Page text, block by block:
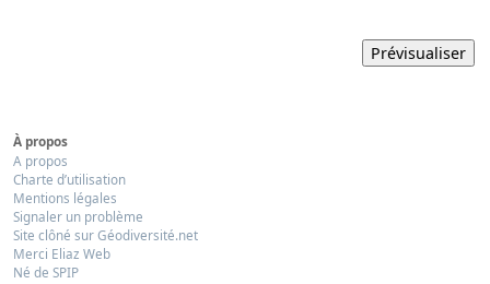
À propos
A propos
Charte d’utilisation
Mentions légales
Signaler un problème
Site clôné sur Géodiversité.net
Merci Eliaz Web
Né de SPIP